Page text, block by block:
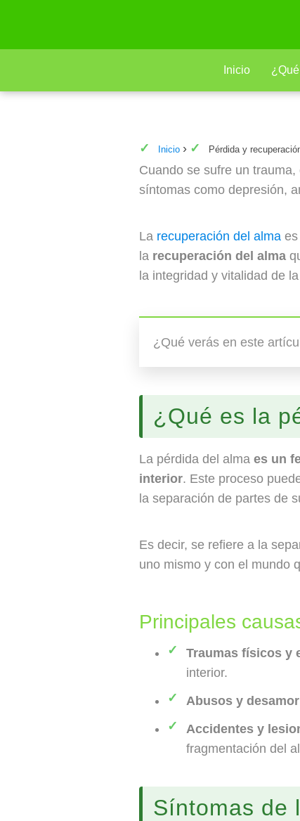
Inicio
Inicio Pérdida y
Cuando se sufre un
síntomas como depresión,
La recuperación del alma
la recuperación del alma
la integridad y vitalidad de
¿Qué verás en este
¿Qué es la
La pérdida del alma es un
interior. Este proceso
la separación de partes de
Es decir, se refiere a la
uno mismo y con el mundo
Principales
Traumas físicos y
interior.
Abusos y
Accidentes y
fragmentación del
Síntomas de